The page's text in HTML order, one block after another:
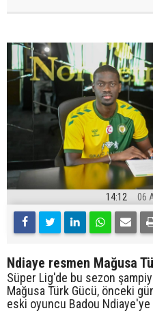
14:12 06
Ndiaye resmen Mağusa
Süper Lig'de bu sezon
Mağusa Türk Gücü, önceki
eski oyuncu Badou Ndiaye'ye